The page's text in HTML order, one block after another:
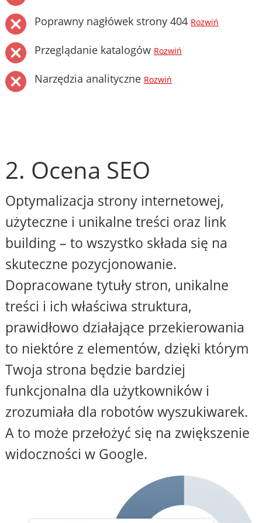
Poprawny nagłówek strony 404 Rozwiń
Przeglądanie katalogów Rozwiń
Narzędzia analityczne Rozwiń
2. Ocena SEO
Optymalizacja strony internetowej,
użyteczne i unikalne treści oraz link
building – to wszystko składa się na
skuteczne pozycjonowanie.
Dopracowane tytuły stron, unikalne
treści i ich właściwa struktura,
prawidłowo działające przekierowania
to niektóre z elementów, dzięki którym
Twoja strona będzie bardziej
funkcjonalna dla użytkowników i
zrozumiała dla robotów wyszukiwarek.
A to może przełożyć się na zwiększenie
widoczności w Google.